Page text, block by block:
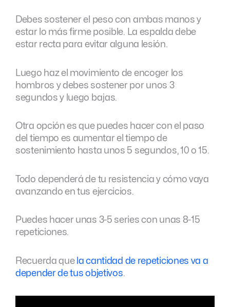
Debes sostener el peso con ambas manos y
estar lo más firme posible. La espalda debe
estar recta para evitar alguna lesión.
Luego haz el movimiento de encoger los
hombros y debes sostener por unos 3
segundos y luego bajas.
Otra opción es que puedes hacer con el paso
del tiempo es aumentar el tiempo de
sostenimiento hasta unos 5 segundos, 10 o 15.
Todo dependerá de tu resistencia y cómo vaya
avanzando en tus ejercicios.
Puedes hacer unas 3-5 series con unas 8-15
repeticiones.
Recuerda quela cantidad de repeticiones va a
depender de tus objetivos.